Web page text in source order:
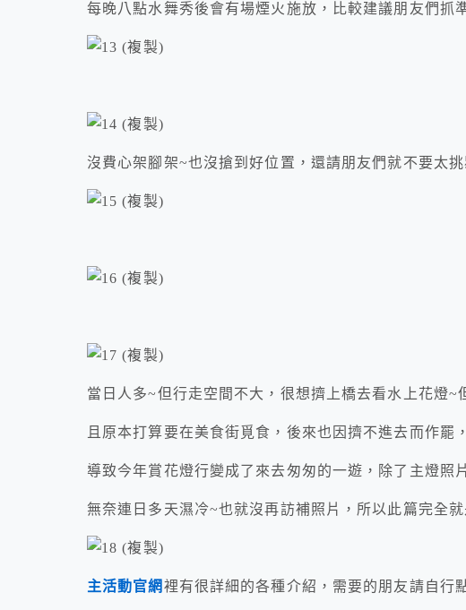
每晚八點水舞秀後會有場煙火施放，比較建議朋友們抓
沒費心架腳架~也沒搶到好位置，還請朋友們就不要太挑
當日人多~但行走空間不大，很想擠上橋去看水上花燈~
且原本打算要在美食街覓食，後來也因擠不進去而作罷
導致今年賞花燈行變成了來去匆匆的一遊，除了主燈照
無奈連日多天濕冷~也就沒再訪補照片，所以此篇完全就
主活動官網 裡有很詳細的各種介紹，需要的朋友請自行